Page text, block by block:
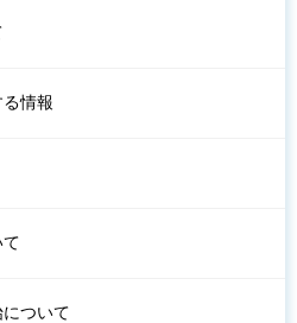
情報
ついて